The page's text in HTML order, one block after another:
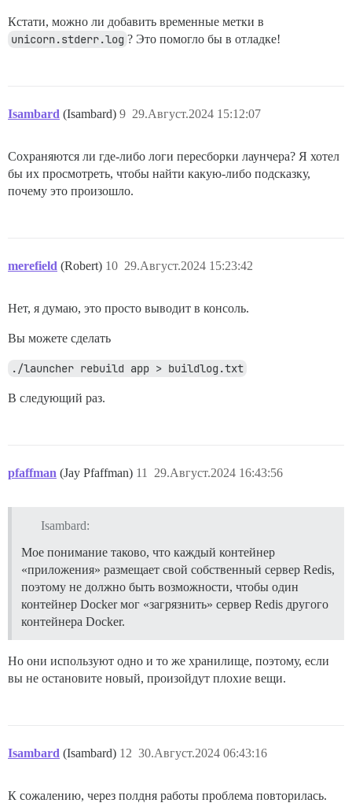
Кстати, можно ли добавить временные метки в
unicorn.stderr.log ? Это помогло бы в отладке!
Isambard (Isambard) 29.Август.2024 15:12:07
9
Сохраняются ли где-либо логи пересборки лаунчера? Я хотел
бы их просмотреть, чтобы найти какую-либо подсказку,
почему это произошло.
merefield (Robert) 29.Август.2024 15:23:42
10
Нет, я думаю, это просто выводит в консоль.
Вы можете сделать
./launcher rebuild app > buildlog.txt
В следующий раз.
pfaffman (Jay Pfaffman) 29.Август.2024 16:43:56
11
Isambard:
Мое понимание таково, что каждый контейнер
«приложения» размещает свой собственный сервер Redis,
поэтому не должно быть возможности, чтобы один
контейнер Docker мог «загрязнить» сервер Redis другого
контейнера Docker.
Но они используют одно и то же хранилище, поэтому, если
вы не остановите новый, произойдут плохие вещи.
Isambard (Isambard) 30.Август.2024 06:43:16
12
К сожалению, через полдня работы проблема повторилась.